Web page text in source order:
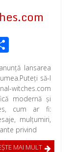
ar
ta
je
az
ă
lansarea
să-l
witches.com
modernă şi
cum ar fi:
mulţumiri,
privind
MAI MULT